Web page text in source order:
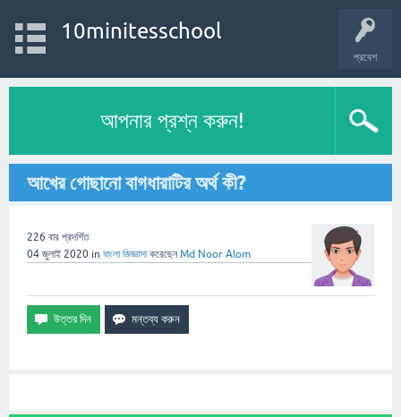
প্রবেশ
10minitesschool
আপনার প্রশ্ন করুন!
আখের গোছানো বাগধারাটির অর্থ কী?
226 বার প্রদর্শিত
04 জুলাই 2020 in বাংলা জিজ্ঞাসা করেছেনMd Noor Alom